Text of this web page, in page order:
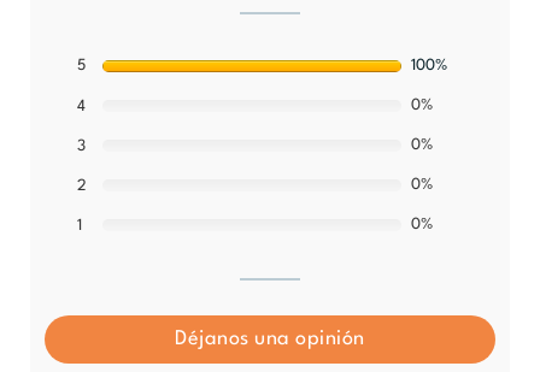
5 100%
4 0%
3 0%
2 0%
1 0%
Déjanos una opinión